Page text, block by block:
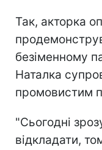
Так, акторка
безіменному
Наталка
промовистим
"Сьогодні
відкладати,